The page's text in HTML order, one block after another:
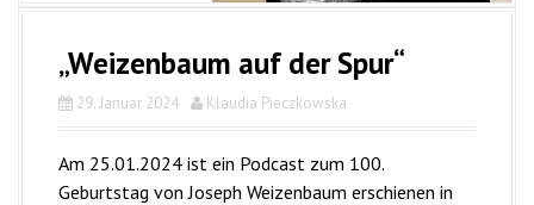
„Weizenbaum auf der Spur“
29. Januar 2024 Klaudia Pieczkowska
Am 25.01.2024 ist ein Podcast zum 100.
Geburtstag von Joseph Weizenbaum erschienen in